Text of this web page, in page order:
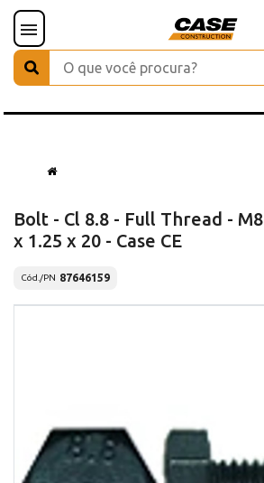
Bolt - Cl 8.8 - Full Thread - M8
x 1.25 x 20 - Case CE
Cód./PN 87646159